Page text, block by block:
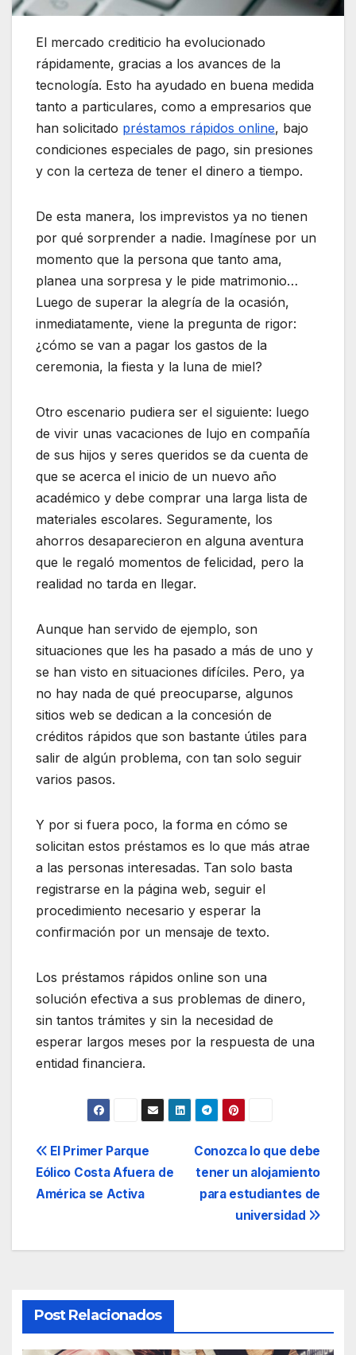
El mercado crediticio ha evolucionado
rápidamente, gracias a los avances de la
tecnología. Esto ha ayudado en buena medida
tanto a particulares, como a empresarios que
han solicitado préstamos rápidos online, bajo
condiciones especiales de pago, sin presiones
y con la certeza de tener el dinero a tiempo.
De esta manera, los imprevistos ya no tienen
por qué sorprender a nadie. Imagínese por un
momento que la persona que tanto ama,
planea una sorpresa y le pide matrimonio…
Luego de superar la alegría de la ocasión,
inmediatamente, viene la pregunta de rigor:
¿cómo se van a pagar los gastos de la
ceremonia, la fiesta y la luna de miel?
Otro escenario pudiera ser el siguiente: luego
de vivir unas vacaciones de lujo en compañía
de sus hijos y seres queridos se da cuenta de
que se acerca el inicio de un nuevo año
académico y debe comprar una larga lista de
materiales escolares. Seguramente, los
ahorros desaparecieron en alguna aventura
que le regaló momentos de felicidad, pero la
realidad no tarda en llegar.
Aunque han servido de ejemplo, son
situaciones que les ha pasado a más de uno y
se han visto en situaciones difíciles. Pero, ya
no hay nada de qué preocuparse, algunos
sitios web se dedican a la concesión de
créditos rápidos que son bastante útiles para
salir de algún problema, con tan solo seguir
varios pasos.
Y por si fuera poco, la forma en cómo se
solicitan estos préstamos es lo que más atrae
a las personas interesadas. Tan solo basta
registrarse en la página web, seguir el
procedimiento necesario y esperar la
confirmación por un mensaje de texto.
Los préstamos rápidos online son una
solución efectiva a sus problemas de dinero,
sin tantos trámites y sin la necesidad de
esperar largos meses por la respuesta de una
entidad financiera.
Navegación
de
Conozca lo que debe
tener un alojamiento
para estudiantes de
universidad
El Primer Parque
Eólico Costa Afuera de
América se Activa
Post Relacionados